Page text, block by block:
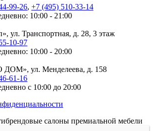
99-26, +7 (495) 510-33-14
10:00 - 21:00
ул. Транспортная, д. 28, 3 этаж
10-97
10:00 - 20:00
ул. Менделеева, д. 158
61-16
с 10:00 до 20:00
салоны премиальной мебели